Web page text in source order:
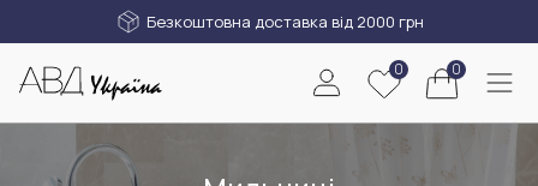
Безкоштовна доставка від 2000 грн
0 0